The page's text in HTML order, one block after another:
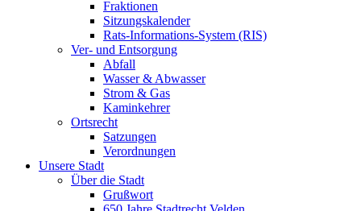
Fraktionen
Sitzungskalender
Rats-Informations-System (RIS)
Ver- und Entsorgung
Abfall
Wasser & Abwasser
Strom & Gas
Kaminkehrer
Ortsrecht
Satzungen
Verordnungen
Unsere Stadt
Über die Stadt
Grußwort